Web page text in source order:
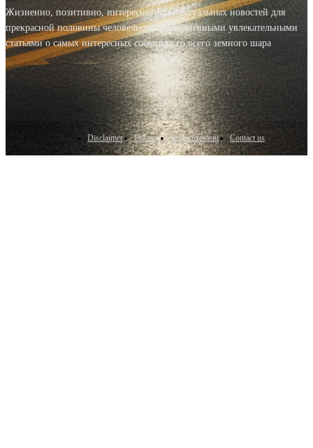
Жизненно, позитивно, интересно! Блог актуальных новостей для
прекрасной половины человечества с ежедневными увлекательными
статьями о самых интересных событиях со всего земного шара
Disclaimer Privacy Advertisement Contact us